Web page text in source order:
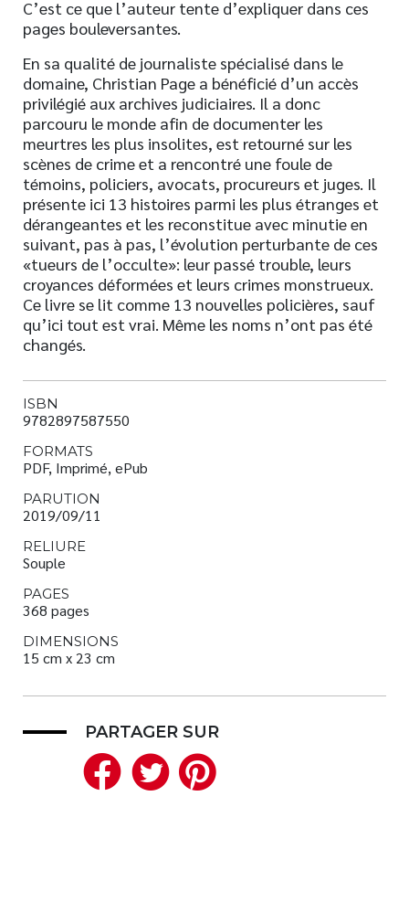
C’est ce que l’auteur tente d’expliquer dans ces
pages bouleversantes.
En sa qualité de journaliste spécialisé dans le
domaine, Christian Page a bénéficié d’un accès
privilégié aux archives judiciaires. Il a donc
parcouru le monde afin de documenter les
meurtres les plus insolites, est retourné sur les
scènes de crime et a rencontré une foule de
témoins, policiers, avocats, procureurs et juges. Il
présente ici 13 histoires parmi les plus étranges et
dérangeantes et les reconstitue avec minutie en
suivant, pas à pas, l’évolution perturbante de ces
«tueurs de l’occulte»: leur passé trouble, leurs
croyances déformées et leurs crimes monstrueux.
Ce livre se lit comme 13 nouvelles policières, sauf
qu’ici tout est vrai. Même les noms n’ont pas été
changés.
ISBN
9782897587550
FORMATS
PDF, Imprimé, ePub
PARUTION
2019/09/11
RELIURE
Souple
PAGES
368 pages
DIMENSIONS
15 cm x 23 cm
PARTAGER SUR
Facebook
Twitter